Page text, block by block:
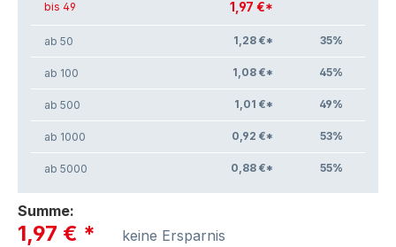
bis 49 1,97 €*
ab 50 1,28 €* 35%
ab 100 1,08 €* 45%
ab 500 1,01 €* 49%
ab 1000 0,92 €* 53%
ab 5000 0,88 €* 55%
Summe:
1,97 € *
keine Ersparnis